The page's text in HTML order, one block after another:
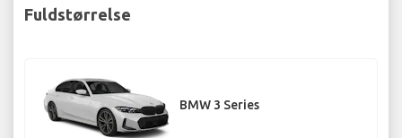
Fuldstørrelse
BMW 3 Series